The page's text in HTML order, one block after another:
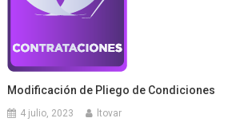
Modificación de Pliego de Condiciones
4 julio, 2023 ltovar